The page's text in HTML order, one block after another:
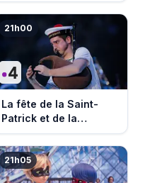
21h00
La fête de la Saint-
Patrick et de la
Bretagne
21h05